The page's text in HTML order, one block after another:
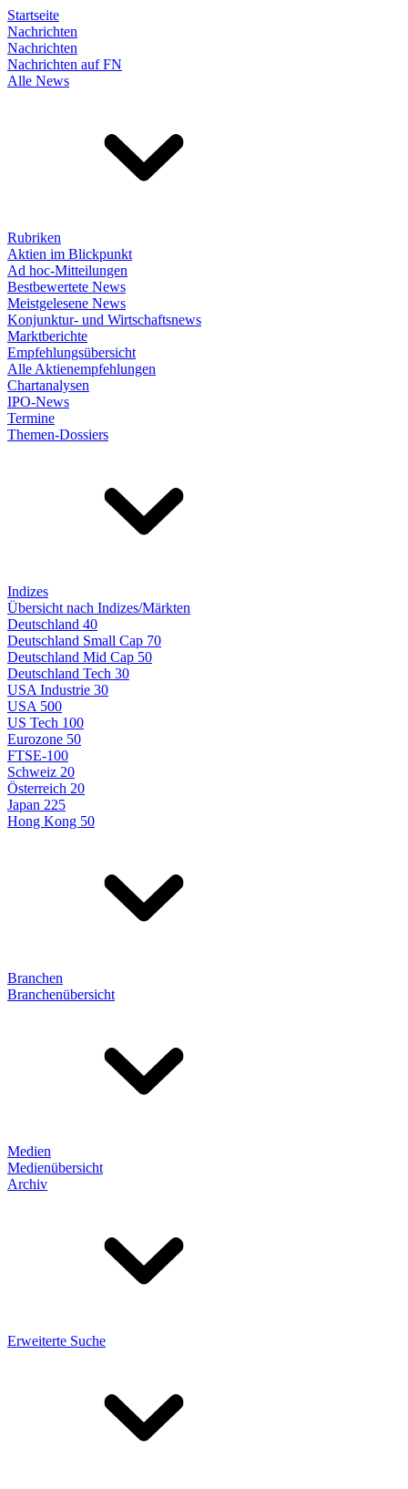
Startseite
Nachrichten
Nachrichten
Nachrichten auf FN
Alle News
Rubriken
Aktien im Blickpunkt
Ad hoc-Mitteilungen
Bestbewertete News
Meistgelesene News
Konjunktur- und Wirtschaftsnews
Marktberichte
Empfehlungsübersicht
Alle Aktienempfehlungen
Chartanalysen
IPO-News
Termine
Themen-Dossiers
Indizes
Übersicht nach Indizes/Märkten
Deutschland 40
Deutschland Small Cap 70
Deutschland Mid Cap 50
Deutschland Tech 30
USA Industrie 30
USA 500
US Tech 100
Eurozone 50
FTSE-100
Schweiz 20
Österreich 20
Japan 225
Hong Kong 50
Branchen
Branchenübersicht
Medien
Medienübersicht
Archiv
Erweiterte Suche